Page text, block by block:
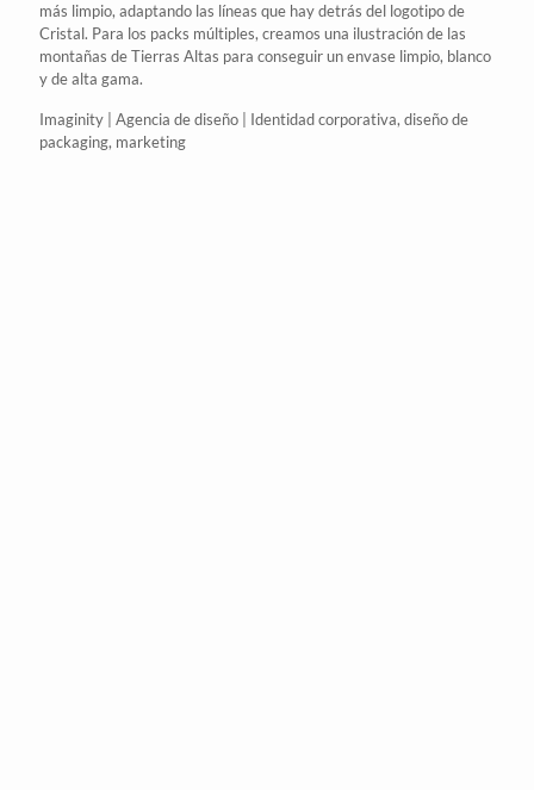
más limpio, adaptando las líneas que hay detrás del logotipode
Cristal. Para los packs múltiples, creamos una ilustración de las
montañas de Tierras Altas para conseguir unenvase limpio, blanco
y de alta gama.
Imaginity | Agencia de diseño | Identidad corporativa, diseño de
packaging, marketing